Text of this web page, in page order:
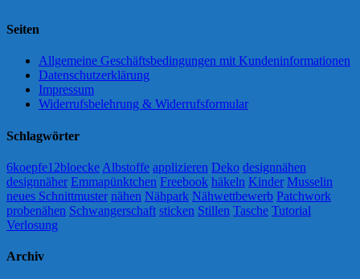
Seiten
Allgemeine Geschäftsbedingungen mit Kundeninformationen
Datenschutzerklärung
Impressum
Widerrufsbelehrung & Widerrufsformular
Schlagwörter
6koepfe12bloecke Albstoffe applizieren Deko designnähen
designnäher Emmapünktchen Freebook häkeln Kinder Musselin
neues Schnittmuster nähen Nähpark Nähwettbewerb Patchwork
probenähen Schwangerschaft sticken Stillen Tasche Tutorial
Verlosung
Archiv